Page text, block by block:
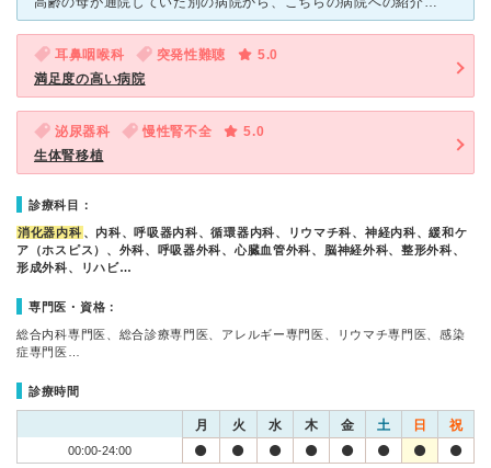
耳鼻咽喉科 突発性難聴
5.0
満足度の高い病院
泌尿器科 慢性腎不全
5.0
生体腎移植
診療科目：
消化器内科 、内科、呼吸器内科、循環器内科、リウマチ科、神経内科、緩和ケ
ア（ホスピス）、外科、呼吸器外科、心臓血管外科、脳神経外科、整形外科、
形成外科、リハビ…
専門医・資格：
総合内科専門医、総合診療専門医、アレルギー専門医、リウマチ専門医、感染
症専門医…
診療時間
月 火 水 木 金 土 日 祝
00:00-24:00